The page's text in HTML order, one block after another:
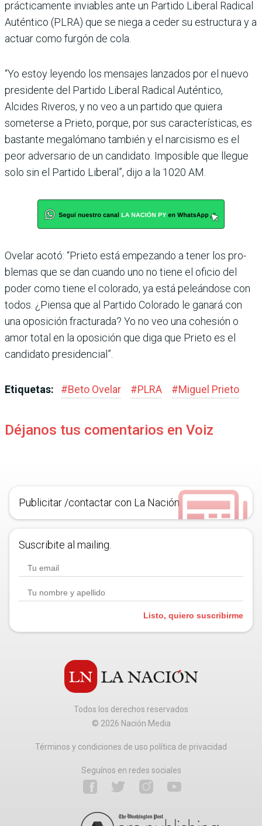
prácticamente inviables ante un Partido Libe­ral Radical
Auténtico (PLRA) que se niega a ceder su estruc­tura y a
actuar como furgón de cola.
“Yo estoy leyendo los mensa­jes lanzados por el nuevo
presi­dente del Partido Liberal Radi­cal Auténtico,
Alcides Riveros, y no veo a un partido que quiera
someterse a Prieto, porque, por sus características, es
bastante megalómano también y el nar­cisismo es el
peor adversario de un candidato. Imposible que llegue
solo sin el Partido Libe­ral”, dijo a la 1020 AM.
Ovelar acotó: “Prieto está empezando a tener los pro­
blemas que se dan cuando uno no tiene el oficio del
poder como tiene el colorado, ya está peleándose con
todos. ¿Piensa que al Partido Colo­rado le ganará con
una opo­sición fracturada? Yo no veo una cohesión o
amor total en la oposición que diga que Prieto es el
candidato presidencial”.
Etiquetas: #Beto Ovelar #PLRA #Miguel Prieto
Déjanos tus comentarios en Voiz
Publicitar /contactar con La Nación
Suscribite al mailing.
Listo, quiero suscribirme
Todos los derechos reservados
© 2026 Nación Media
Términos y condiciones de uso política de privacidad
Seguínos en redes sociales